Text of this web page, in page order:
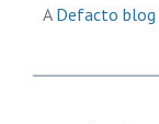
A Defacto blog